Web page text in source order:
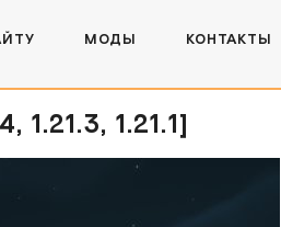
МОДЫ КОНТАКТЫ
1.21.1]